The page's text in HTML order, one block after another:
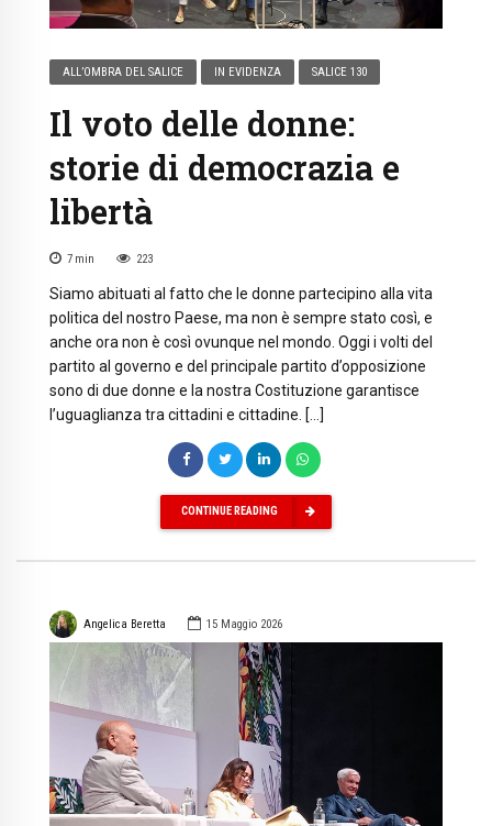
ALL’OMBRA DEL SALICE IN EVIDENZA SALICE 130
Il voto delle donne:
storie di democrazia e
libertà
7 min 223
Siamo abituati al fatto che le donne partecipino alla vita
politica del nostro Paese, ma non è sempre stato così, e
anche ora non è così ovunque nel mondo. Oggi i volti del
partito al governo e del principale partito d’opposizione
sono di due donne e la nostra Costituzione garantisce
l’uguaglianza tra cittadini e cittadine. […]
CONTINUE READING
Angelica Beretta 15 Maggio 2026